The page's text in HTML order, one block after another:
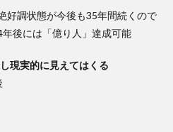
好調状態が今後も35年間続くので
後には「億り人」達成可能
現実的に見えてはくる